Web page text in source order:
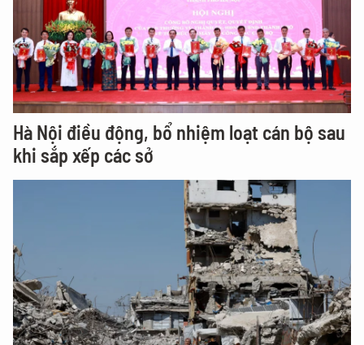
Hà Nội điều động, bổ nhiệm loạt cán bộ sau
khi sắp xếp các sở